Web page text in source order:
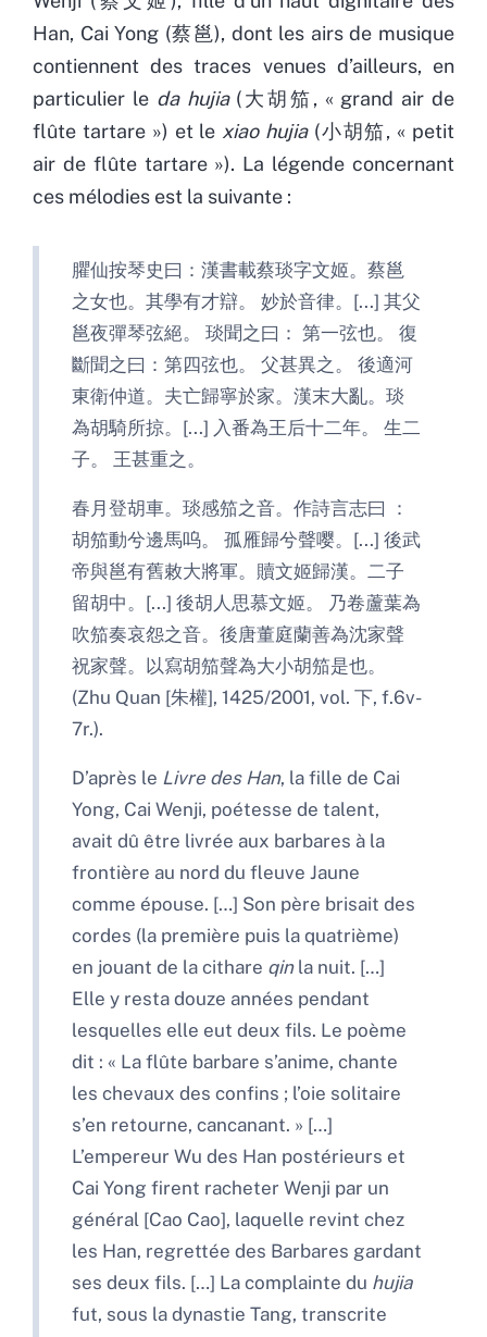
Han, Cai Yong (蔡邕), dont les airs de musique
contiennent des traces venues d’ailleurs, en
particulier le da hujia (大胡笳, « grand air de
flûte tartare ») et le xiao hujia(小胡笳, « petit
air de flûte tartare »). La légende concernant
ces mélodies est la suivante :
臞仙按琴史曰：漢書載蔡琰字文姬。蔡邕
之女也。其學有才辯。 妙於音律。[...] 其父
邕夜彈琴弦絕。 琰聞之曰： 第一弦也。 復
斷聞之曰：第四弦也。 父甚異之。 後適河
東衛仲道。夫亡歸寧於家。漢末大亂。琰
為胡騎所掠。[...] 入番為王后十二年。 生二
子。 王甚重之。
春月登胡車。琰感笳之音。作詩言志曰 ：
胡笳動兮邊馬呜。 孤雁歸兮聲嘤。[...] 後武
帝與邕有舊敕大將軍。贖文姬歸漢。二子
留胡中。[...] 後胡人思慕文姬。 乃卷蘆葉為
吹笳奏哀怨之音。後唐董庭蘭善為沈家聲
祝家聲。以寫胡笳聲為大小胡笳是也。
(Zhu Quan [朱權], 1425/2001, vol. 下, f.6v-
7r.).
D’après le Livre des Han, la fille de Cai
Yong, Cai Wenji, poétesse de talent,
avait dû être livrée aux barbares à la
frontière au nord du fleuve Jaune
comme épouse. […] Son père brisait des
cordes (la première puis la quatrième)
en jouant de la cithare qinla nuit. […]
Elle y resta douze années pendant
lesquelles elle eut deux fils. Le poème
dit : « La flûte barbare s’anime, chante
les chevaux des confins ; l’oie solitaire
s’en retourne, cancanant. » […]
L’empereur Wu des Han postérieurs et
Cai Yong firent racheter Wenji par un
général [Cao Cao], laquelle revint chez
les Han, regrettée des Barbares gardant
ses deux fils. […] La complainte du hujia
fut, sous la dynastie Tang, transcrite